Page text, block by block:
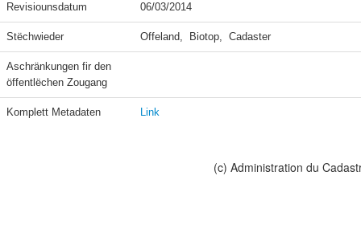
Revisiounsdatum 06/03/2014
Stëchwieder Offeland,  Biotop,  Cadaster
Aschränkungen fir den
öffentlëchen Zougang
Komplett Metadaten Link
(c) Administration du